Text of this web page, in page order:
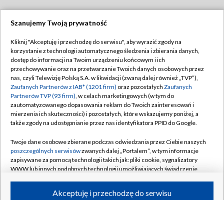
TVP
Abonament TVP
Emisja w TVP
Centrum informacji TVP
Naziemna Telewizja Cyfrowa
Rada Programowa
System NOS
Informacje o nadawcy
Program dla prasy
Regulamin TVP
Polityka prywatności
Moje zgody
Pomoc
Kontakt
Kanały
Szanujemy Twoją prywatność
Kliknij "Akceptuję i przechodzę do serwisu", aby wyrazić zgody na
korzystanie z technologii automatycznego śledzenia i zbierania danych,
dostęp do informacji na Twoim urządzeniu końcowym i ich
przechowywanie oraz na przetwarzanie Twoich danych osobowych przez
nas, czyli Telewizję Polską S.A. w likwidacji (zwaną dalej również „TVP”),
Zaufanych Partnerów z IAB* (1201 firm) oraz pozostałych Zaufanych
Partnerów TVP (93 firm), w celach marketingowych (w tym do
zautomatyzowanego dopasowania reklam do Twoich zainteresowań i
mierzenia ich skuteczności) i pozostałych, które wskazujemy poniżej, a
także zgody na udostępnianie przez nas identyfikatora PPID do Google.
Twoje dane osobowe zbierane podczas odwiedzania przez Ciebie naszych
poszczególnych serwisówzwanych dalej „Portalem”, w tym informacje
zapisywane za pomocą technologii takich jak: pliki cookie, sygnalizatory
WWW lub innych podobnych technologii umożliwiających świadczenie
ruchu w Internecie.Akceptuję i przechodzę do serwisu